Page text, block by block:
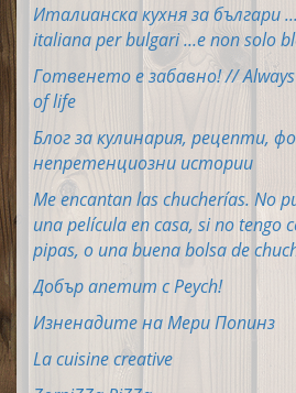
Италианска кухня за българи
italiana per bulgari ...e non solo
Готвенето е забавно! //
of life
Блог за кулинария, рецепти,
непретенциозни истории
Me encantan las chucherías. No
una película en casa, si no tengo
pipas, o una buena bolsa de
Добър апетит с Peych!
Изненадите на Мери Попинз
La cuisine creative